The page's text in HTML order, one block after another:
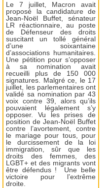
Le 7 juillet, Macron avait
proposé la candidature de
Jean-Noël Buffet, sénateur
LR réactionnaire, au poste
de Défenseur des droits
suscitant un tollé général
d’une soixantaine
d’associations humanitaires.
Une pétition pour s’opposer
à sa nomination avait
recueilli plus de 150 000
signatures. Malgré ce, le 17
juillet, les parlementaires ont
validé sa nomination par 43
voix contre 39, alors qu’ils
pouvaient légalement s’y
opposer. Vu les prises de
position de Jean-Noël Buffet
contre l’avortement, contre
le mariage pour tous, pour
le durcissement de la loi
immigration, sûr que les
droits des femmes, des
LGBT+ et des migrants vont
être défendus ! Une belle
victoire pour l’extrême
droite.